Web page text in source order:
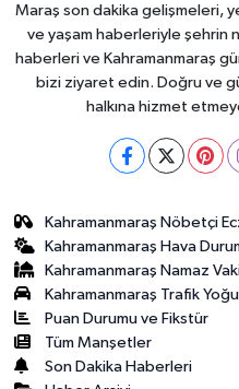
Maraş son dakika gelişmeleri,
ve yaşam haberleriyle şehrin
haberleri ve Kahramanmaraş
bizi ziyaret edin. Doğru ve
halkına hizmet
Kahramanmaraş Nöbetçi
Kahramanmaraş Hava
Kahramanmaraş Namaz
Kahramanmaraş Trafik
Puan Durumu ve Fikstür
Tüm Manşetler
Son Dakika Haberleri